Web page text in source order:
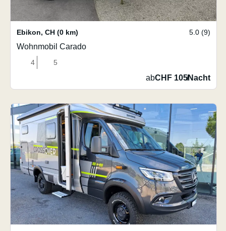
Ebikon, CH (0 km) 5.0 (9)
Wohnmobil Carado
4 5
abCHF 105/Nacht